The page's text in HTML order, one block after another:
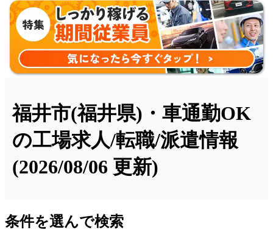
福井市(福井県)・車通勤OK
の工場求人/転職/派遣情報
(2026/08/06 更新)
条件を選んで検索